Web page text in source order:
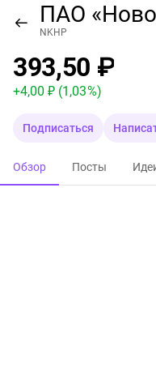
NKHP
393,50 ₽
+4,00 ₽ (1,03 %)
Подписаться
Обзор Посты